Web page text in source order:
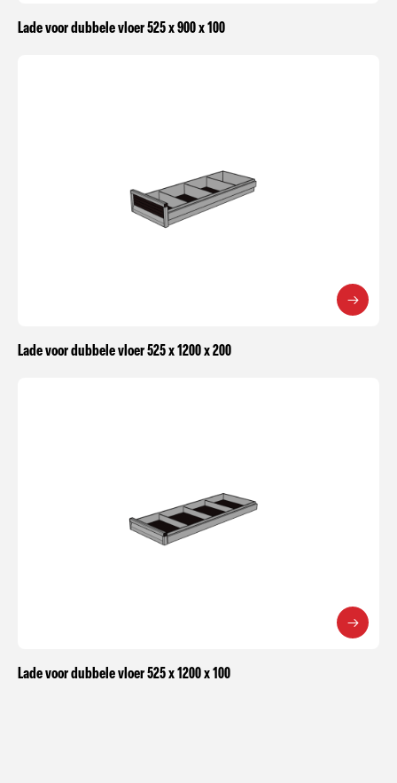
Lade voor dubbele vloer 525 x 900 x 100
Lade voor dubbele vloer 525 x 1200 x 200
Lade voor dubbele vloer 525 x 1200 x 100